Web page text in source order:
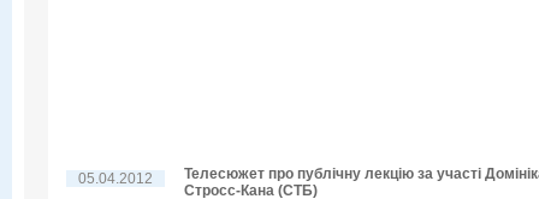
05.04.2012
Телесюжет про публічну лекцію за участі
Стросс-Кана (СТБ)